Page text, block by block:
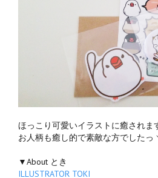
ほっこり可愛いイラストに癒されま
お人柄も癒し的で素敵な方でしたっ
▼About とき
ILLUSTRATOR TOKI